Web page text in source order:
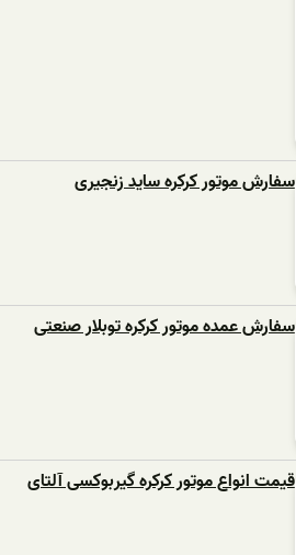
سفارش موتور کرکره ساید زنجیری
سفارش عمده موتور کرکره توبلار صنعتی
قیمت انواع موتور کرکره گیربوکسی آلتای